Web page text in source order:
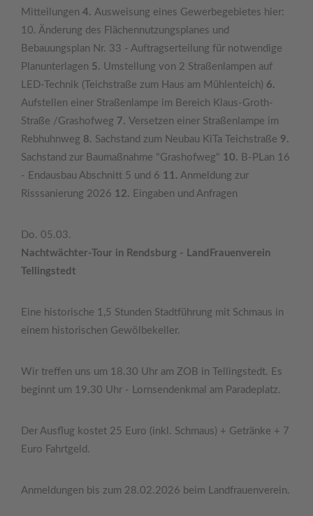
Mitteilungen 4. Ausweisung eines Gewerbegebietes hier:
10. Änderung des Flächennutzungsplanes und
Bebauungsplan Nr. 33 - Auftragserteilung für notwendige
Planunterlagen 5. Umstellung von 2 Straßenlampen auf
LED-Technik (Teichstraße zum Haus am Mühlenteich) 6.
Aufstellen einer Straßenlampe im Bereich Klaus-Groth-
Straße /Grashofweg 7. Versetzen einer Straßenlampe im
Rebhuhnweg 8. Sachstand zum Neubau KiTa Teichstraße 9.
Sachstand zur Baumaßnahme "Grashofweg" 10. B-PLan 16
- Endausbau Abschnitt 5 und 6 11. Anmeldung zur
Risssanierung 2026 12. Eingaben und Anfragen
Do. 05.03.
Nachtwächter-Tour in Rendsburg - LandFrauenverein
Tellingstedt
Eine historische 1,5 Stunden Stadtführung mit Schmaus in
einem historischen Gewölbekeller.
Wir treffen uns um 18.30 Uhr am ZOB in Tellingstedt. Es
beginnt um 19.30 Uhr - Lornsendenkmal am Paradeplatz.
Der Ausflug kostet 25 Euro (inkl. Schmaus) + Getränke + 7
Euro Fahrtgeld.
Anmeldungen bis zum 28.02.2026 beim Landfrauenverein.